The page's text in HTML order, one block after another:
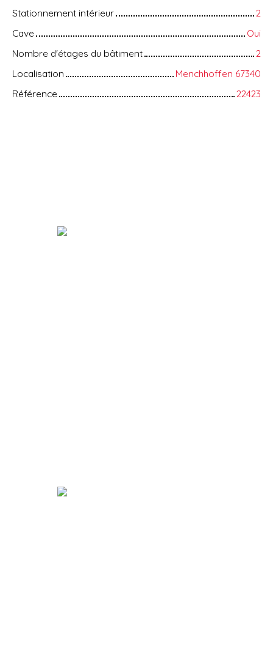
Stationnement intérieur
2
Cave
Oui
Nombre d'étages du bâtiment
2
Localisation
Menchhoffen 67340
Référence
22423